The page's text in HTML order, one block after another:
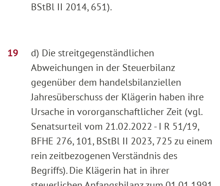
BStBl II 2014, 651).
d) Die streitgegenständlichen
Abweichungen in der Steuerbilanz
gegenüber dem handelsbilanziellen
Jahresüberschuss der Klägerin haben ihre
Ursache in vororganschaftlicher Zeit (vgl.
Senatsurteil vom 21.02.2022 - I R 51/19,
BFHE 276, 101, BStBl II 2023, 725 zu einem
rein zeitbezogenen Verständnis des
Begriffs). Die Klägerin hat in ihrer